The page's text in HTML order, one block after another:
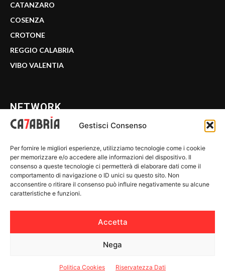
Gestisci Consenso
Per fornire le migliori esperienze, utilizziamo tecnologie come i cookie
per memorizzare e/o accedere alle informazioni del dispositivo. Il
consenso a queste tecnologie ci permetterà di elaborare dati come il
comportamento di navigazione o ID unici su questo sito. Non
acconsentire o ritirare il consenso può influire negativamente su alcune
caratteristiche e funzioni.
Accetta
Nega
Politica Cookies Riservatezza Dati
CATANZARO
COSENZA
CROTONE
REGGIO CALABRIA
VIBO VALENTIA
NETWORK
WE CALABRIA
C7 PLAY
MIX ZONE
Riservatezza Dati-Politica Cookies-Disclaimer